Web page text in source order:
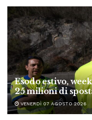
Esodo estivo,
25 milioni di
VENERDÌ 07 AGOSTO 2026